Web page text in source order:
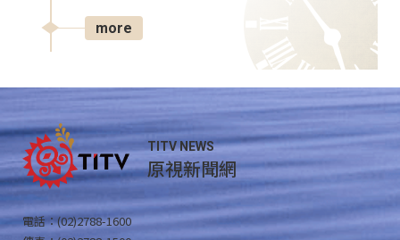
more
TITV NEWS
原視新聞網
電話：(02)2788-1600